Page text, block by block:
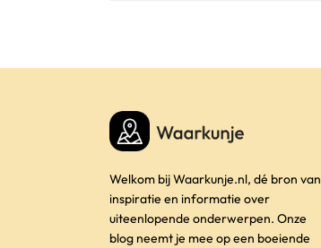
Welkom bij Waarkunje.nl, dé bron van
inspiratie en informatie over
uiteenlopende onderwerpen. Onze
blog neemt je mee op een boeiende